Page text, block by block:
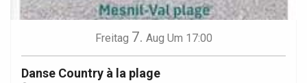
Freitag 7. Aug Um 17:00
Danse Country à la plage